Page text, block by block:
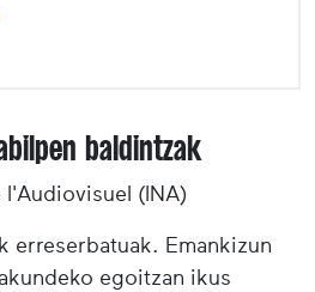
baldintzak
(INA)
erreserbatuak. Emankizun
egoitzan ikus